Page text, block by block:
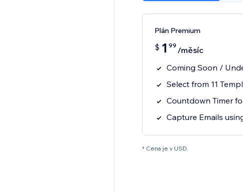
Plán Premium
$ 1 99 /měsíc
Coming Soon /
Select from 11
Countdown Timer
Capture Emails
* Cena je v USD.